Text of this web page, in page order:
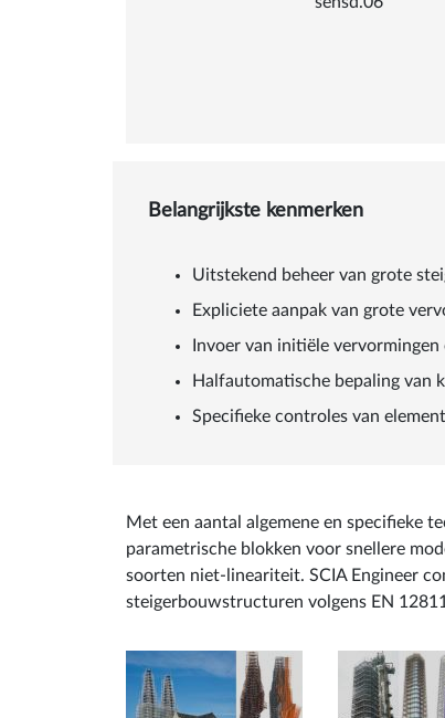
Belangrijkste kenmerken
Uitstekend beheer van grote
Expliciete aanpak van grote
Invoer van initiële
Halfautomatische bepaling van
Specifieke controles van
Met een aantal algemene en specifieke
parametrische blokken voor snellere
soorten niet-lineariteit. SCIA Engineer
steigerbouwstructuren volgens EN